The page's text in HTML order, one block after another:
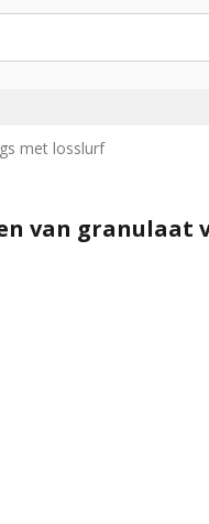
met losslurf
van granulaat